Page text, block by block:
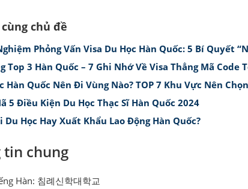
chủ đề
Phỏng Vấn Visa Du Học Hàn Quốc: 5 Bí Quyết
Top 3 Hàn Quốc – 7 Ghi Nhớ Về Visa Thẳng Mã Code
Hàn Quốc Nên Đi Vùng Nào? TOP 7 Khu Vực Nên
5 Điều Kiện Du Học Thạc Sĩ Hàn Quốc 2024
Du Học Hay Xuất Khẩu Lao Động Hàn Quốc?
tin chung
Hàn: 침례신학대학교